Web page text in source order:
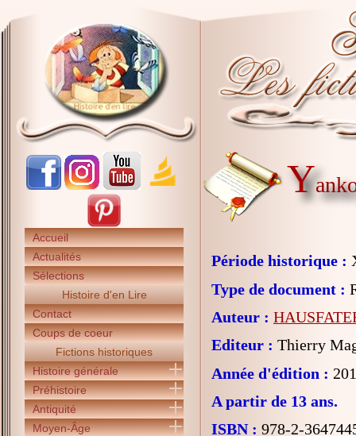
Accueil
Actualités
Sélections
Histoire d'en Lire
Contact
Coups de coeur
Fictions historiques
Histoire générale
Préhistoire
Antiquité
Moyen-Âge
Y
Période historique :
Type de document :
Auteur :
Editeur : Thierry
Année d'édition :
A partir de 13 ans.
ISBN : 978-2-